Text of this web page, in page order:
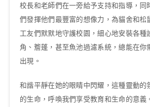
校長和老師們在一旁給予支持和指導，同
們發揮他們最豐富的想像力，為貓舍和松
工友們默默地守護校園，細心地安裝各種
角、簷蓬，甚至魚池過濾系統，總能在你
出現。
和諧平靜在她的眼睛中閃耀，這種靈動的
的生命，呼喚我們享受教育和生命的意義